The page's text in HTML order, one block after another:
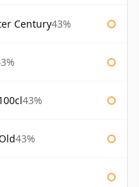
Century43%
43%
43%